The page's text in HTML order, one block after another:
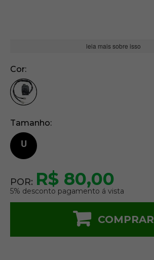
leia mais sobre isso
Cor
Tamanho
U
POR: R$ 80,00
5% desconto pagamento á vista
COMPRAR